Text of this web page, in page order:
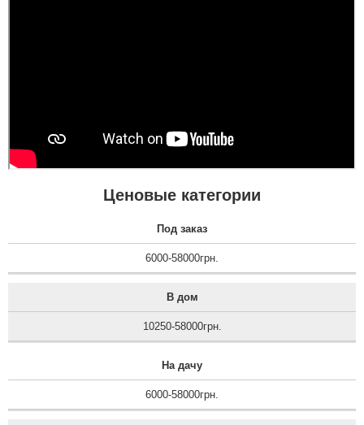
Ценовые категории
Под заказ
6000-58000грн.
В дом
10250-58000грн.
На дачу
6000-58000грн.